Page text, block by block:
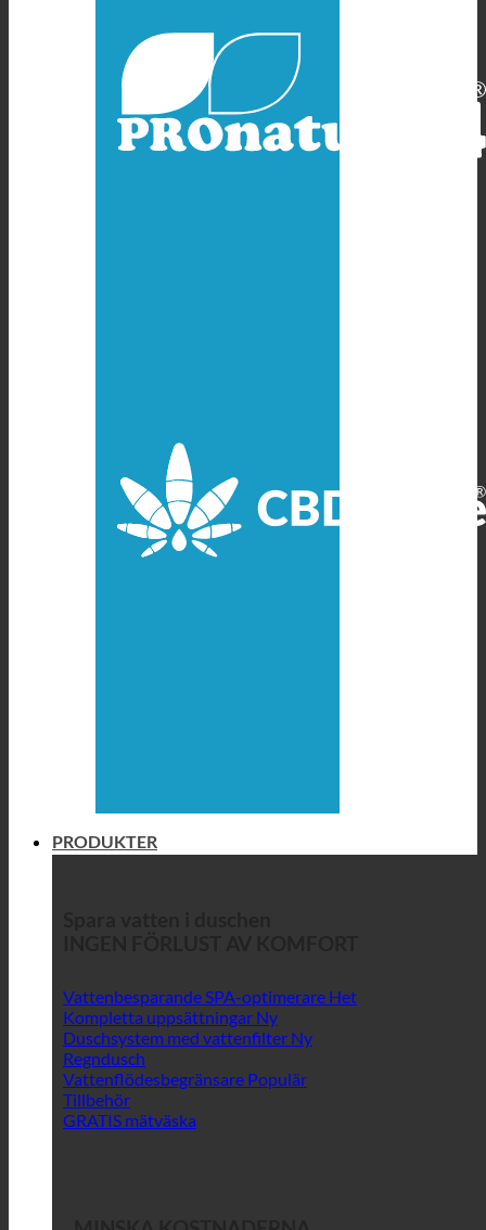
PRODUKTER
Vattenbesparande SPA-optimerare
Kompletta uppsättningar
Duschsystem med vattenfilter
Regndusch
Vattenflödesbegränsare
Tillbehör
GRATIS mätväska